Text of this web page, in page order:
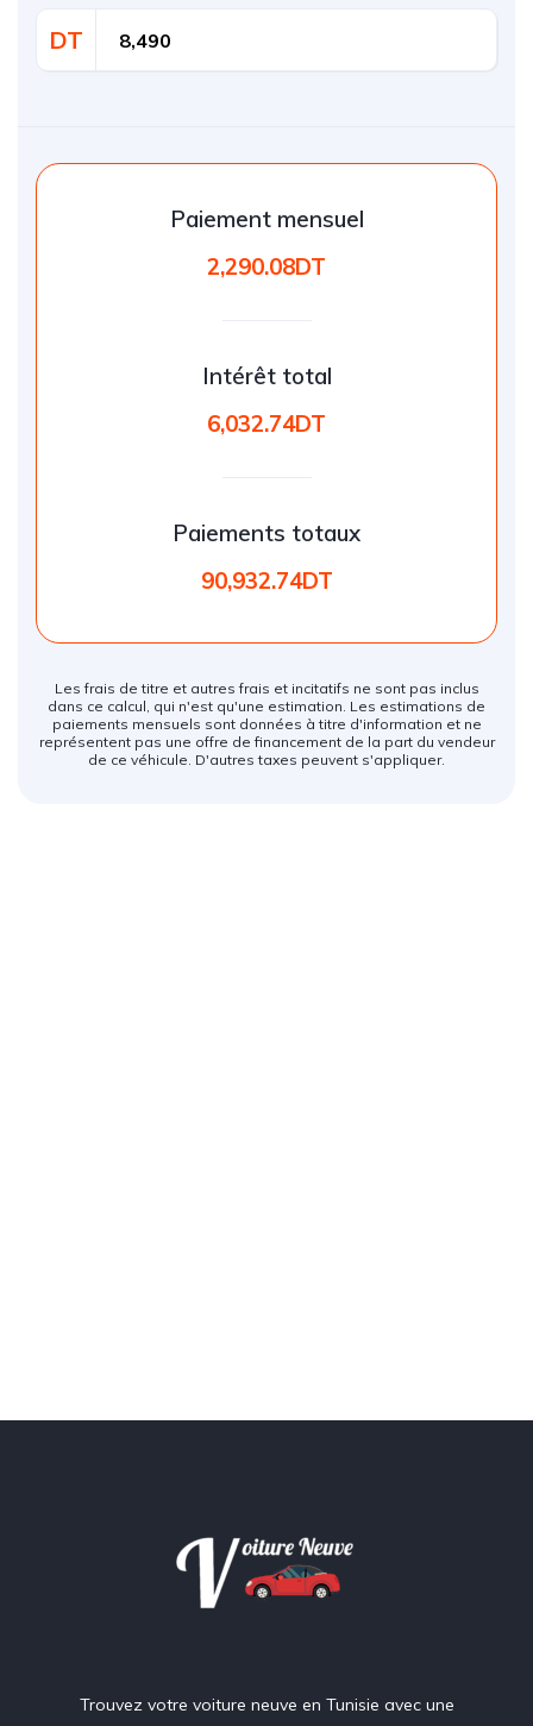
DT
Paiement mensuel
2,290.08DT
Intérêt total
6,032.74DT
Paiements totaux
90,932.74DT
Les frais de titre et autres frais et incitatifs ne sont pas inclus
dans ce calcul, qui n'est qu'une estimation. Les estimations de
paiements mensuels sont données à titre d'information et ne
représentent pas une offre de financement de la part du vendeur
de ce véhicule. D'autres taxes peuvent s'appliquer.
Trouvez votre voiture neuve en Tunisie avec une